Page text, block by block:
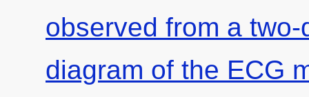
observed from a
diagram of the ECG